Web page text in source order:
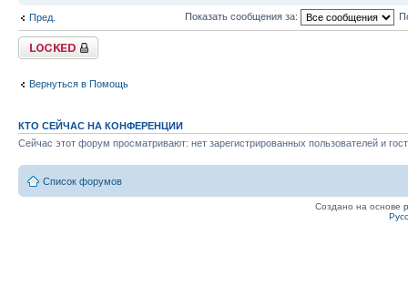
Пред. Показать сообщения за:
Закрыто
Вернуться в Помощь
КТО СЕЙЧАС НА КОНФЕРЕНЦИИ
Сейчас этот форум просматривают: нет зарегистрированных пользователей и
Список форумов
Создано на основе